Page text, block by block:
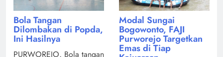
Bola Tangan
Dilombakan di Popda,
Ini Hasilnya
PURWOREJO, Bola tangan
Modal Sungai
Bogowonto, FAJI
Purworejo Targetkan
Emas di Tiap